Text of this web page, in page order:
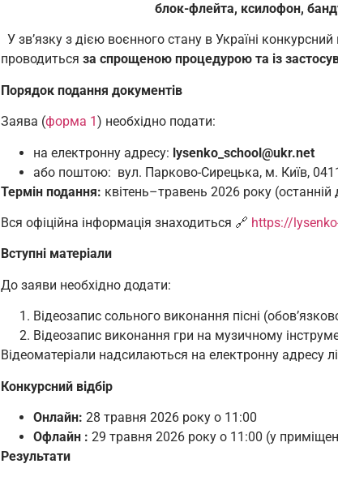
блок-флейта, ксилофон,
У зв’язку з дією воєнного стану в Україні
проводиться за спрощеною процедурою та із
Порядок подання документів
Заява (форма 1 ) необхідно подати:
на електронну адресу: lysenko_school@ukr.net
або поштою: вул. Парково-Сирецька, м. Київ,
Термін подання: квітень–травень 2026 року (останній
Вся офіційна інформація знаходиться 🔗 https://
Вступні матеріали
До заяви необхідно додати:
Відеозапис сольного виконання пісні
Відеозапис виконання гри на музичному
Відеоматеріали надсилаються на електронну адресу
Конкурсний відбір
Онлайн: 28 травня 2026 року о 11:00
Офлайн : 29 травня 2026 року о 11:00 (у
Результати